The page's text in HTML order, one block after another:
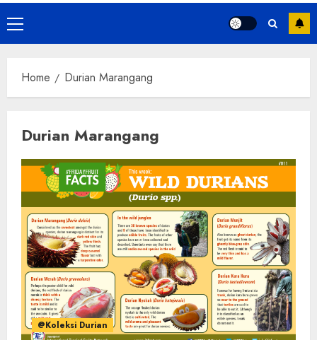
Primary
Menu
Home Durian Marangang
Durian Marangang
@Koleksi Durian